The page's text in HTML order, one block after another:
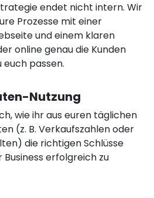
endet nicht intern. Wir
Prozesse mit einer
und einem klaren
online genau die Kunden
euch passen.
Nutzung
wie ihr aus euren täglichen
(z. B. Verkaufszahlen oder
die richtigen Schlüsse
Business erfolgreich zu